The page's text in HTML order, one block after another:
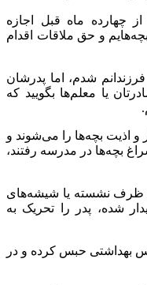
از چهارده ماه قبل اجازه
و حق ملاقات اقدام
شدم، اما پدرشان
یا معلم‌ها بگویید که
و اذیت بچه‌ها را می‌شوند و
بچه‌ها در مدرسه رفتند،
او ظرف نشسته یا شیشه‌های
شده، پدر را تحریک به
بهداشتی حبس کرده و در